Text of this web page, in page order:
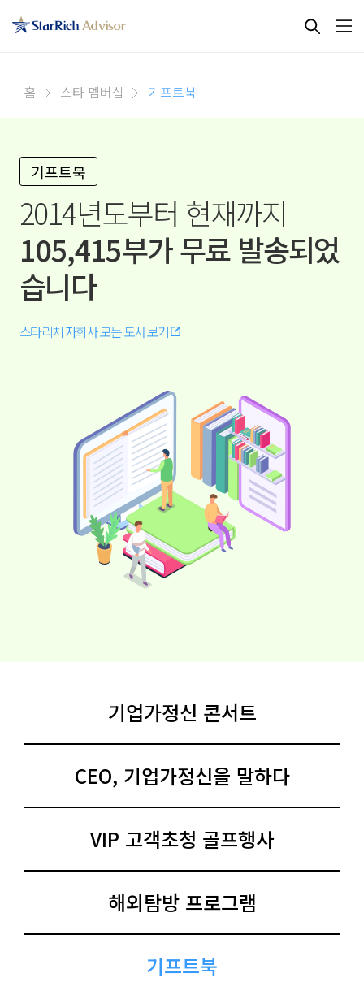
홈 스타 멤버십 기프트북
기프트북
2014년도부터 현재까지
105,415부가 무료 발송되었
습니다
스타리치 자회사 모든 도서 보기
기업가정신 콘서트
CEO, 기업가정신을 말하다
VIP 고객초청 골프행사
해외탐방 프로그램
기프트북